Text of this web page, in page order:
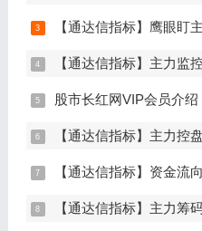
【通达信指标】鹰眼盯主力指标
【通达信指标】主力监控指标公式
股市长红网VIP会员介绍
【通达信指标】主力控盘指标公式，监控到
【通达信指标】资金流向指标
【通达信指标】主力筹码走势指标公式，主力